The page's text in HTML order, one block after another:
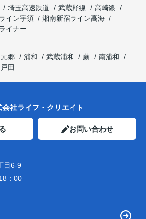
埼玉高速鉄道 武蔵野線
高崎線
イン宇須
湘南新宿ライン高海
イナー
元郷 浦和 武蔵浦和 蕨
南浦和
戸田
会社ライフ・クリエイト
お問い合わせ
目6-9
：00